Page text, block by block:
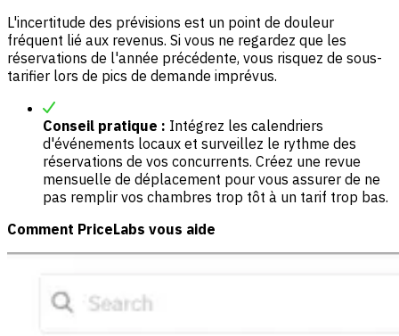
L'incertitude des prévisions est un point de douleur
fréquent lié aux revenus. Si vous ne regardez que les
réservations de l'année précédente, vous risquez de sous-
tarifier lors de pics de demande imprévus.
Conseil pratique : Intégrez les calendriers
d'événements locaux et surveillez le rythme des
réservations de vos concurrents. Créez une revue
mensuelle de déplacement pour vous assurer de ne
pas remplir vos chambres trop tôt à un tarif trop bas.
Comment PriceLabs vous aide